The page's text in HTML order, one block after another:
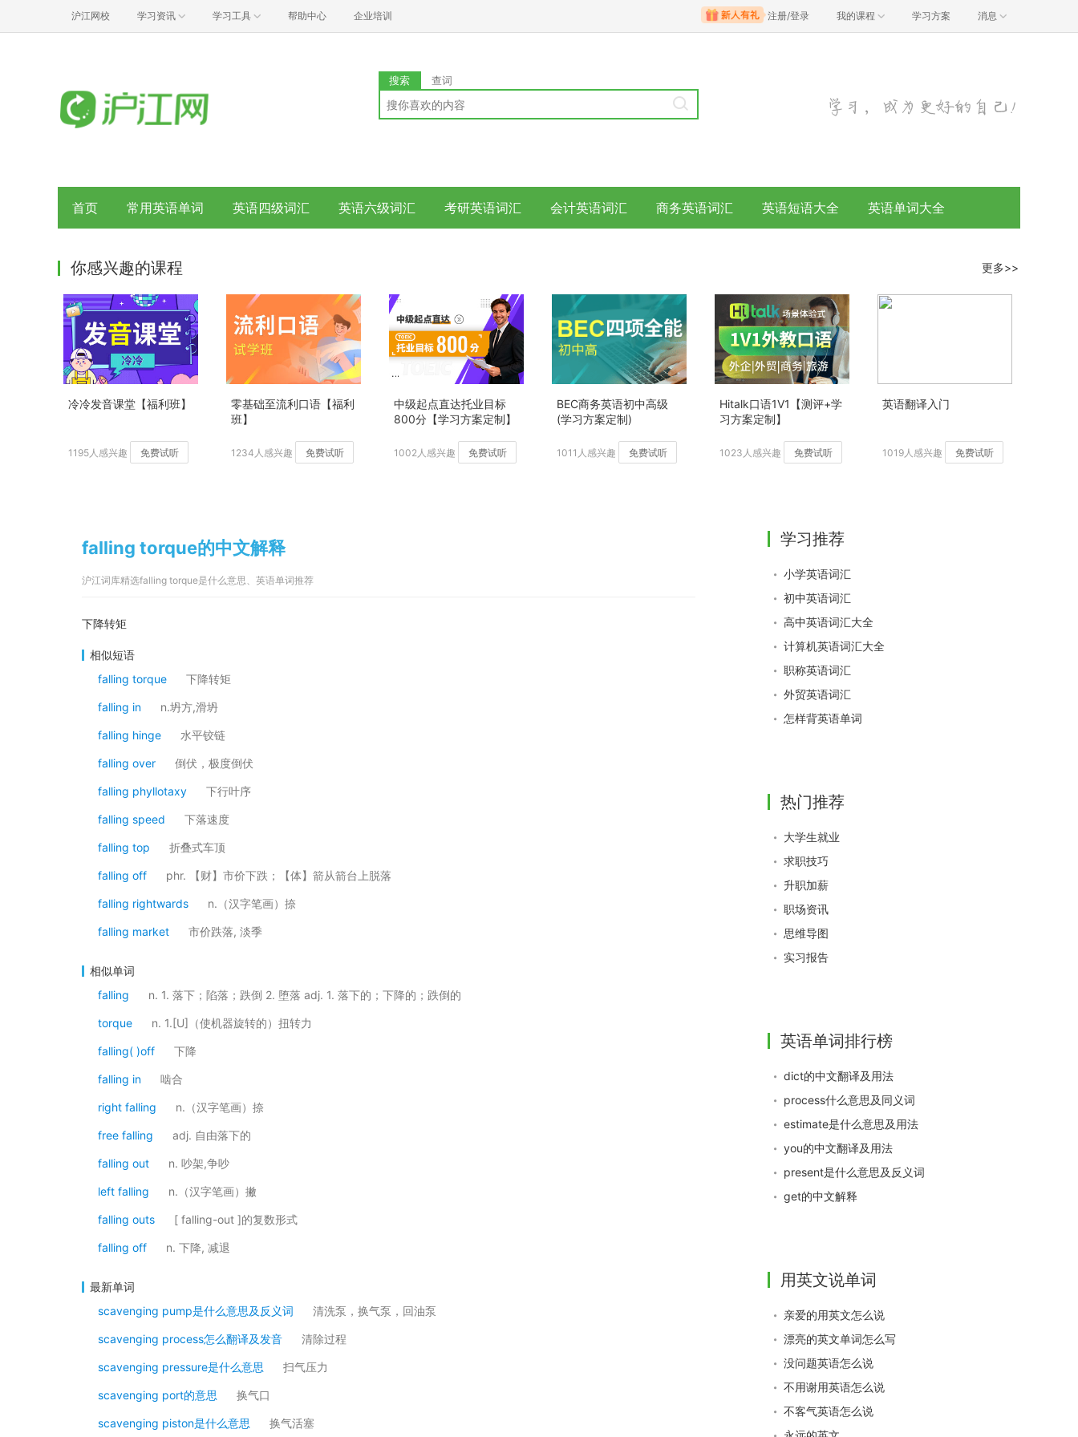
沪江网校 学习资讯 学习工具 帮助中心 企业培训 注册/登录 我的课程 学习方案 消息
搜索 查词
首页 常用英语单词 英语四级词汇 英语六级词汇 考研英语词汇 会计英语词汇 商务英语词汇 英语短语大全 英语单词大全
你感兴趣的课程 更多>>
冷冷发音课堂【福利班】
1195人感兴趣 免费试听
零基础至流利口语【福利
班】
1234人感兴趣 免费试听
中级起点直达托业目标
800分【学习方案定制】
1002人感兴趣 免费试听
BEC商务英语初中高级
(学习方案定制)
1011人感兴趣 免费试听
Hitalk口语1V1【测评+学
习方案定制】
1023人感兴趣 免费试听
英语翻译入门
1019人感兴趣 免费试听
falling torque的中文解释
沪江词库精选falling torque是什么意思、英语单词推荐
下降转矩
相似短语
falling torque
下降转矩
falling in n.坍方,滑坍
falling hinge 水平铰链
falling over 倒伏，极度倒伏
falling phyllotaxy 下行叶序
falling speed 下落速度
falling top 折叠式车顶
falling off phr. 【财】市价下跌；【体】箭从箭台上脱落
falling rightwards n.（汉字笔画）捺
falling market 市价跌落, 淡季
相似单词
falling
n. 1. 落下；陷落；跌倒 2. 堕落 adj. 1. 落下的；下降的；跌倒的
torque n. 1.[U]（使机器旋转的）扭转力
falling( )off 下降
falling in 啮合
right falling n.（汉字笔画）捺
free falling adj. 自由落下的
falling out n. 吵架,争吵
left falling n.（汉字笔画）撇
falling outs [ falling-out ]的复数形式
falling off n. 下降, 减退
最新单词
scavenging pump是什么意思及反义词
清洗泵，换气泵，回油泵
scavenging process怎么翻译及发音 清除过程
scavenging pressure是什么意思 扫气压力
scavenging port的意思 换气口
scavenging piston是什么意思 换气活塞
学习推荐
小学英语词汇
初中英语词汇
高中英语词汇大全
计算机英语词汇大全
职称英语词汇
外贸英语词汇
怎样背英语单词
热门推荐
大学生就业
求职技巧
升职加薪
职场资讯
思维导图
实习报告
英语单词排行榜
dict的中文翻译及用法
process什么意思及同义词
estimate是什么意思及用法
you的中文翻译及用法
present是什么意思及反义词
get的中文解释
用英文说单词
亲爱的用英文怎么说
漂亮的英文单词怎么写
没问题英语怎么说
不用谢用英语怎么说
不客气英语怎么说